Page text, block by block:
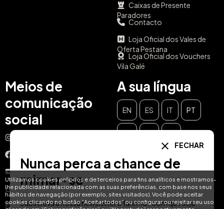
Utilizamos cookies próprios e de terceiros para fins analíticos e mostramos-
lhe publicidade relacionada com as suas preferências, com base nos seus
hábitos de navegação (por exemplo, sites visitados). Você pode aceitar
cookies clicando no botão “Aceitar todos” ou configurar ou rejeitar seu uso
Caixas de Presente
Paradores
Contacto
Loja Oficial dos Vales de
Oferta Pestana
Loja Oficial dos Vouchers
Vila Galé
Meios de
comunicação
social
YouTube
TikTok
LinkedIn
A sua língua
EN ES IT PT
FECHAR
Nunca perca a chance de
mimar-se
Subscreva a nossa newsletter e faremos com que seja